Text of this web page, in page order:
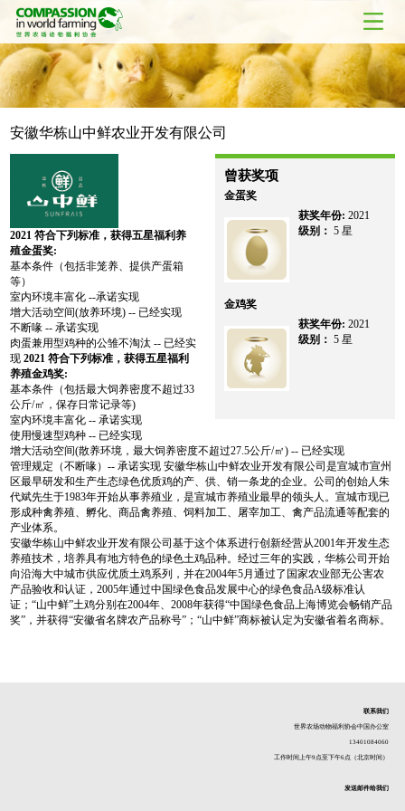
安徽华栋山中鲜农业开发有限公司
曾获奖项
金蛋奖
获奖年份: 2021
级别： 5 星
金鸡奖
获奖年份: 2021
级别： 5 星
2021 符合下列标准，获得五星福利养
殖金蛋奖:
基本条件（包括非笼养、提供产蛋箱
等）
室内环境丰富化 --承诺实现
增大活动空间(放养环境) -- 已经实现
不断喙 -- 承诺实现
肉蛋兼用型鸡种的公雏不淘汰 -- 已经实
现2021 符合下列标准，获得五星福利
养殖金鸡奖:
基本条件（包括最大饲养密度不超过33
公斤/㎡，保存日常记录等)
室内环境丰富化 -- 承诺实现
使用慢速型鸡种 -- 已经实现
增大活动空间(散养环境，最大饲养密度不超过27.5公斤/㎡) -- 已经实现
管理规定（不断喙）-- 承诺实现 安徽华栋山中鲜农业开发有限公司是宣城市宣州
区最早研发和生产生态绿色优质鸡的产、供、销一条龙的企业。公司的创始人朱
代斌先生于1983年开始从事养殖业，是宣城市养殖业最早的领头人。宣城市现已
形成种禽养殖、孵化、商品禽养殖、饲料加工、屠宰加工、禽产品流通等配套的
产业体系。
安徽华栋山中鲜农业开发有限公司基于这个体系进行创新经营从2001年开发生态
养殖技术，培养具有地方特色的绿色土鸡品种。经过三年的实践，华栋公司开始
向沿海大中城市供应优质土鸡系列，并在2004年5月通过了国家农业部无公害农
产品验收和认证，2005年通过中国绿色食品发展中心的绿色食品A级标准认
证；“山中鲜”土鸡分别在2004年、2008年获得“中国绿色食品上海博览会畅销产品
奖”，并获得“安徽省名牌农产品称号”；“山中鲜”商标被认定为安徽省着名商标。
联系我们
世界农场动物福利协会中国办公室
13401084060
工作时间上午9点至下午6点（北京时间）
发送邮件给我们